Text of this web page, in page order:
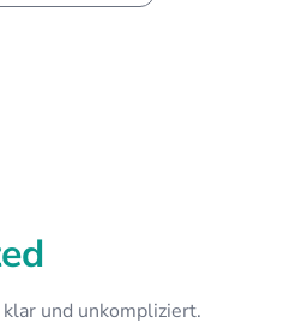
und unkompliziert.